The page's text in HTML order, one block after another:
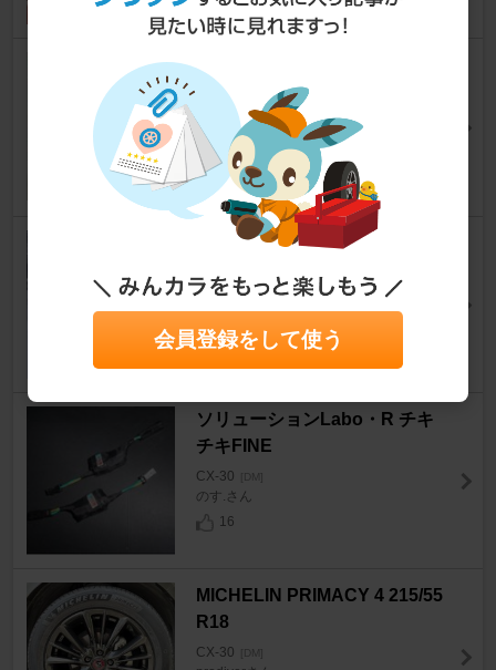
Cryogenics Treatment Labora
tory Hyper Sub-zero-Fuze-LP
(SE)
CX-30 [DM]
のす.さん
17
DUNLOP SYNCHRO WEATHE
CX-30
20
ソリューションLabo・R チキ
チキFINE
CX-30
のす.さん
16
MICHELIN PRIMACY 4 215/55
R18
CX-30
会員登録をして使う